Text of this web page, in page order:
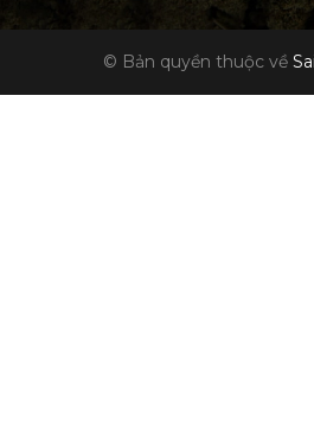
© Bản quyền thuộc về